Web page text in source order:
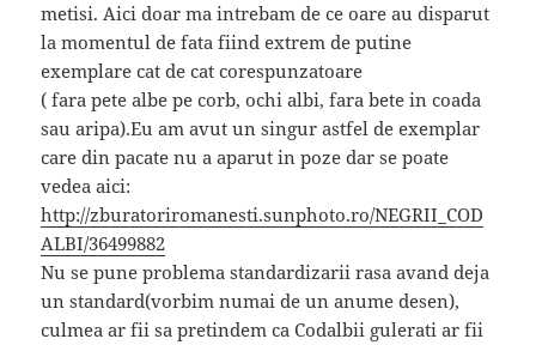
metisi. Aici doar ma intrebam de ce oare au disparut
la momentul de fata fiind extrem de putine
exemplare cat de cat corespunzatoare
( fara pete albe pe corb, ochi albi, fara bete in coada
sau aripa).Eu am avut un singur astfel de exemplar
care din pacate nu a aparut in poze dar se poate
vedea aici:
http://zburatoriromanesti.sunphoto.ro/NEGRII_COD
ALBI/36499882
Nu se pune problema standardizarii rasa avand deja
un standard(vorbim numai de un anume desen),
culmea ar fii sa pretindem ca Codalbii gulerati ar fii